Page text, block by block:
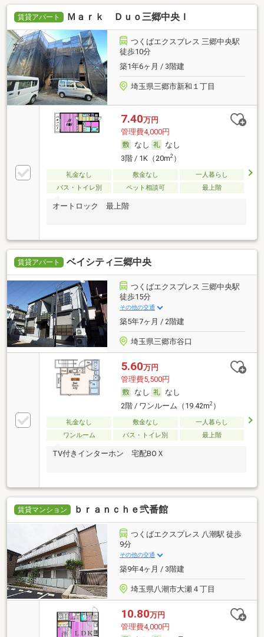
賃貸アパート Ｍａｒｋ Ｄｕｏ三郷中央Ｉ
つくばエクスプレス 三郷中央駅
徒歩10分
築1年6ヶ月 / 3階建
埼玉県三郷市新和１丁目
7.40万円
管理費4,000円
なし
なし
3階 / 1K（20m2）
礼金なし 敷金なし
一人暮らし
バス・トイレ別
ペット相談可 最上階
オートロック 最上階
賃貸アパート ベイシティ三郷中央
つくばエクスプレス 三郷中央駅
徒歩15分
その他の交通
築5年7ヶ月 / 2階建
埼玉県三郷市谷口
5.60万円
管理費5,500円
なし
なし
2階 / ワンルーム（19.42m2）
礼金なし 敷金なし
一人暮らし
ワンルーム
バス・トイレ別 最上階
TV付きインターホン 宅配BOＸ
賃貸マンション ｂｒａｎｃｈｅ弐番館
つくばエクスプレス 八潮駅 徒歩
9分
その他の交通
築9年4ヶ月 / 3階建
埼玉県八潮市大瀬４丁目
10.80万円
管理費4,000円